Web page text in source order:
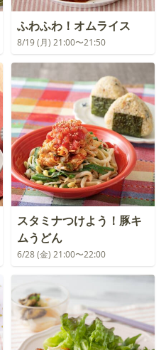
ふわふわ！オムライス
8/19 (月) 21:00〜21:50
スタミナつけよう！豚キ
ムうどん
6/28 (金) 21:00〜22:00